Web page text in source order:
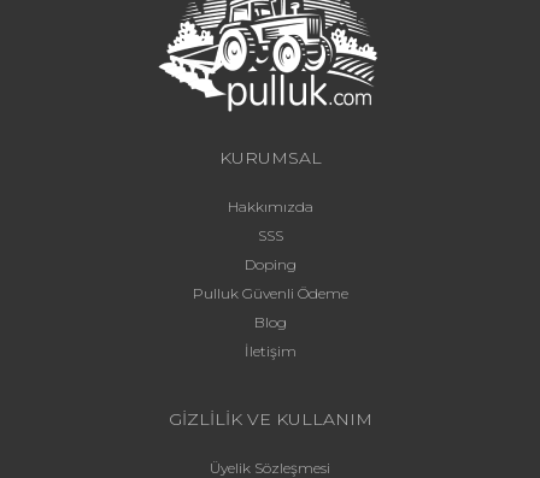
KURUMSAL
Hakkımızda
SSS
Doping
Pulluk Güvenli Ödeme
Blog
İletişim
GİZLİLİK VE KULLANIM
Üyelik Sözleşmesi